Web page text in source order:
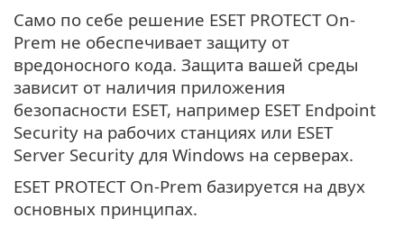
Само по себе решение ESET PROTECT On-
Prem не обеспечивает защиту от
вредоносного кода. Защита вашей среды
зависит от наличия приложения
безопасности ESET, например ESET Endpoint
Security на рабочих станциях или ESET
Server Security для Windows на серверах.
ESET PROTECT On-Prem базируется на двух
основных принципах.